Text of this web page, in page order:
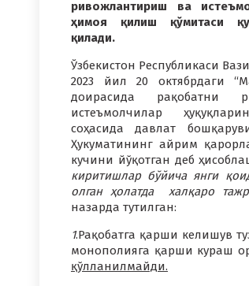
ривожлантириш ва
ҳимоя қилиш қўмитаси
қилади.
Ўзбекистон Республикаси
2023 йил 20 октябрдаги
доирасида рақобатни
истеъмолчилар
соҳасида давлат
Ҳукуматининг айрим
кучини йўқотган деб
киритишлар бўйича янги
олган ҳолатда халқаро
назарда тутилган:
1.Рақобатга қарши келишув
монополияга қарши кураш
қўлланилмайди.